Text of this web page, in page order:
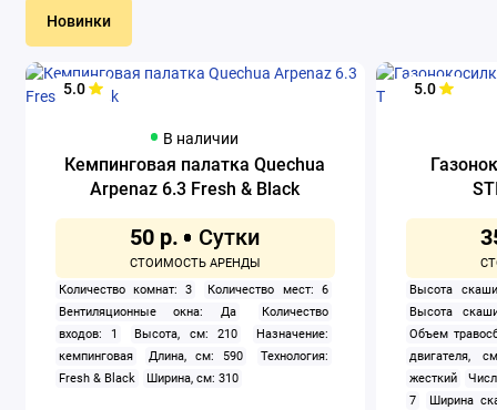
Новинки
5.0
В наличии
Кемпинговая палатка Quechua
Arpenaz 6.3 Fresh & Black
50 р.
Количество комнат: 3
Количество мест: 6
Вентиляционные окна: Да
Количество
входов: 1
Высота, см: 210
Назначение:
кемпинговая
Длина, см: 590
Технология:
Fresh & Black
Ширина, см: 310
5.0
Высота
Высота
Объем
двигателя,
жесткий
7
Ширина